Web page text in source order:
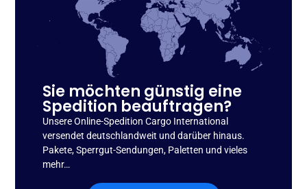
Sie möchten günstig eine
Spedition beauftragen?
Unsere Online-Spedition Cargo International
versendet deutschlandweit und darüber hinaus.
Pakete, Sperrgut-Sendungen, Paletten und vieles
mehr…